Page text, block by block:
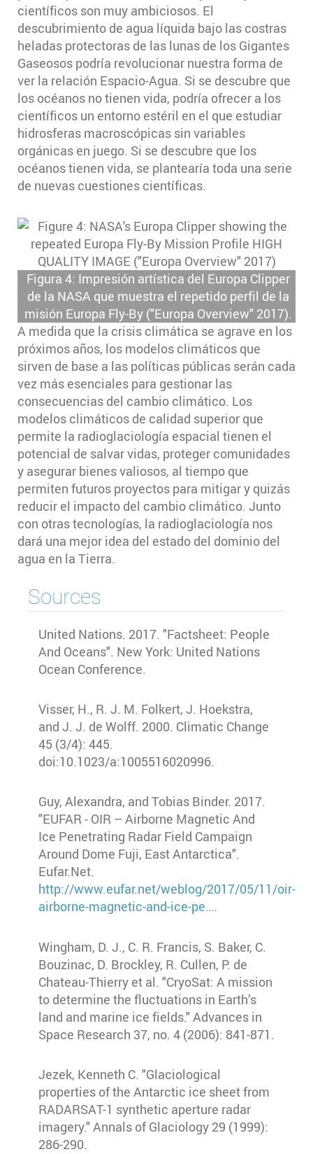
científicos son muy ambiciosos. El
descubrimiento de agua líquida bajo las costras
heladas protectoras de las lunas de los Gigantes
Gaseosos podría revolucionar nuestra forma de
ver la relación Espacio-Agua. Si se descubre que
los océanos no tienen vida, podría ofrecer a los
científicos un entorno estéril en el que estudiar
hidrosferas macroscópicas sin variables
orgánicas en juego. Si se descubre que los
océanos tienen vida, se plantearía toda una serie
de nuevas cuestiones científicas.
Figura 4: Impresión artística del Europa Clipper
de la NASA que muestra el repetido perfil de la
misión Europa Fly-By ("Europa Overview" 2017).
A medida que la crisis climática se agrave en los
próximos años, los modelos climáticos que
sirven de base a las políticas públicas serán cada
vez más esenciales para gestionar las
consecuencias del cambio climático. Los
modelos climáticos de calidad superior que
permite la radioglaciología espacial tienen el
potencial de salvar vidas, proteger comunidades
y asegurar bienes valiosos, al tiempo que
permiten futuros proyectos para mitigar y quizás
reducir el impacto del cambio climático. Junto
con otras tecnologías, la radioglaciología nos
dará una mejor idea del estado del dominio del
agua en la Tierra.
Sources
United Nations. 2017. "Factsheet: People
And Oceans". New York: United Nations
Ocean Conference.
Visser, H., R. J. M. Folkert, J. Hoekstra,
and J. J. de Wolff. 2000. Climatic Change
45 (3/4): 445.
doi:10.1023/a:1005516020996.
Guy, Alexandra, and Tobias Binder. 2017.
"EUFAR - OIR – Airborne Magnetic And
Ice Penetrating Radar Field Campaign
Around Dome Fuji, East Antarctica".
Eufar.Net.
http://www.eufar.net/weblog/2017/05/11/oir-
airborne-magnetic-and-ice-pe….
Wingham, D. J., C. R. Francis, S. Baker, C.
Bouzinac, D. Brockley, R. Cullen, P. de
Chateau-Thierry et al. "CryoSat: A mission
to determine the fluctuations in Earth’s
land and marine ice fields." Advances in
Space Research 37, no. 4 (2006): 841-871.
Jezek, Kenneth C. "Glaciological
properties of the Antarctic ice sheet from
RADARSAT-1 synthetic aperture radar
imagery." Annals of Glaciology 29 (1999):
286-290.